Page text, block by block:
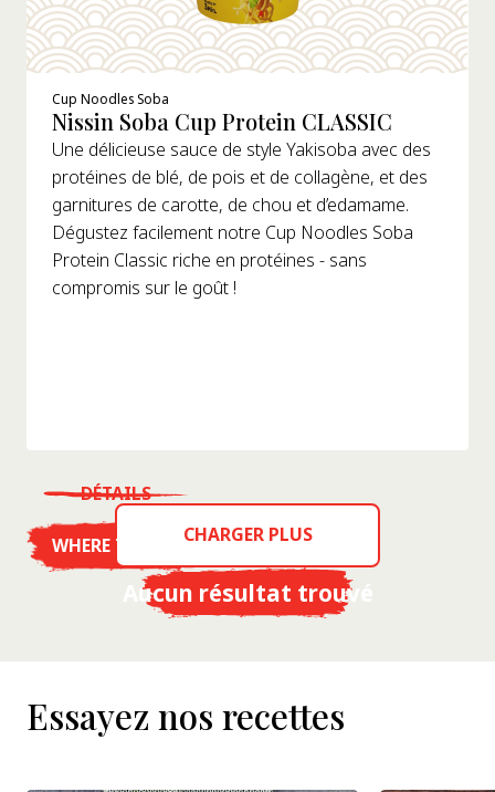
Cup Noodles Soba
Nissin Soba Cup Protein CLASSIC
Une délicieuse sauce de style Yakisoba avec des
protéines de blé, de pois et de collagène, et des
garnitures de carotte, de chou et d’edamame.
Dégustez facilement notre Cup Noodles Soba
Protein Classic riche en protéines - sans
compromis sur le goût !
WHERE TO BUY
DÉTAILS
CHARGER PLUS
Aucun résultat trouvé
Essayez nos recettes